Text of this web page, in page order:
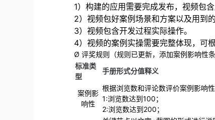
1）构建的应用需要完成发布，视频包
2）视频包好案例场景和方案以及用到
3）视频包含开发过程实际操作。
4）视频的案例实操需要完整体现，可
Ø 评奖规则（规则已更新，添加案例影响性条
标准类
型
手册形式分值释义
案例影
响性
根据浏览数和评论数评价案例影响性
1:浏览数达到100；
2:浏览数达到200；